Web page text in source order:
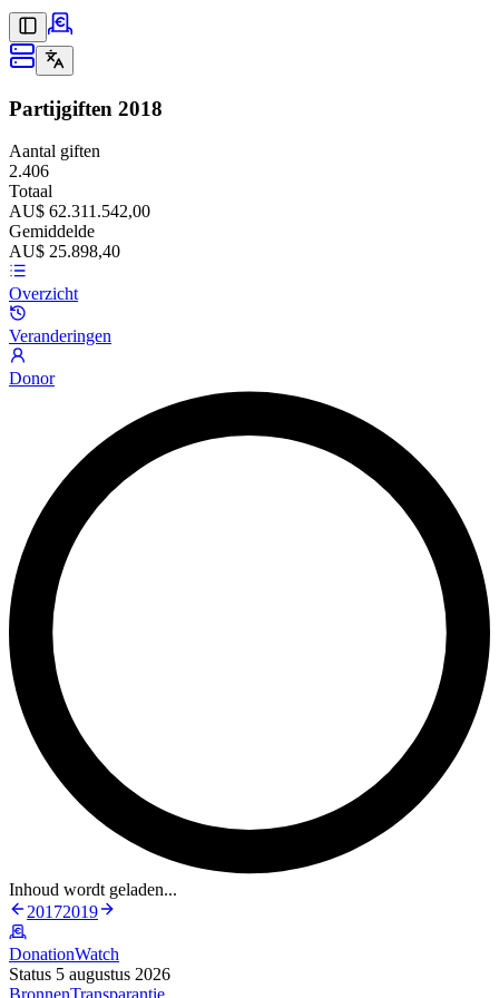
Partijgiften 2018
Aantal giften
2.406
Totaal
AU$ 62.311.542,00
Gemiddelde
AU$ 25.898,40
Overzicht
Veranderingen
Donor
Inhoud wordt geladen...
20172019
DonationWatch
Status 5 augustus 2026
BronnenTransparantie